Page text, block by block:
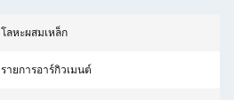
โลหะผสมเหล็ก
รายการอาร์กิวเมนต์